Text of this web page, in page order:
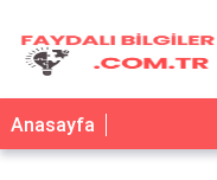
Anasayfa